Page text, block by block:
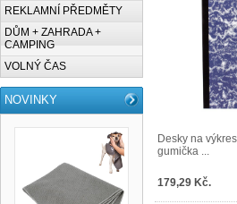
REKLAMNÍ PŘEDMĚTY
DŮM + ZAHRADA +
CAMPING
VOLNÝ ČAS
NOVINKY
Desky na
gumička ...
179,29 Kč.